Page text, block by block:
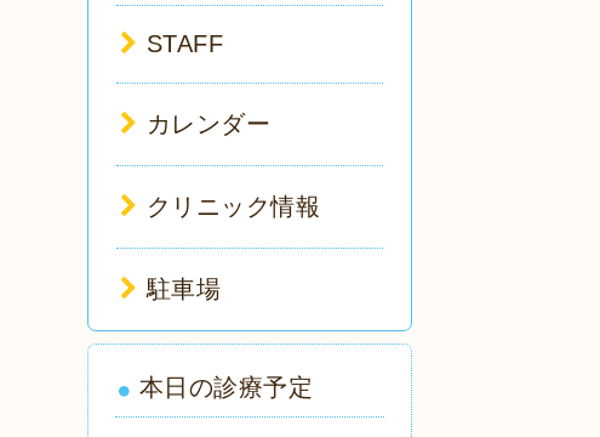
STAFF
カレンダー
クリニック情報
駐車場
本日の診療予定